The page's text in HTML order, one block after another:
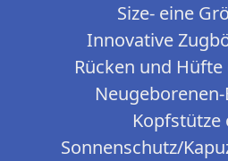
Size- eine
Innovative
Rücken und Hüfte
Kopfstütze
Sonnenschutz/